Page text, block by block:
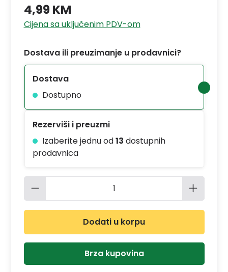
4,99 KM
Cijena sa uključenim PDV-om
Dostava ili preuzimanje u prodavnici?
Dostava
Dostupno
Rezerviši i preuzmi
Izaberite jednu od13 dostupnih
prodavnica
Količina proizvoda: Unesite
Dodati u korpu
Brza kupovina